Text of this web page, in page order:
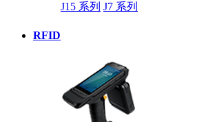
J15 系列 J7 系列
RFID